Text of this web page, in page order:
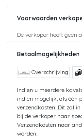
Voorwaarden
De verkoper heeft geen
Betaalmogelijkheden
Overschrijving
Indien u meerdere
indien mogelijk, als één
verzendkosten. Dit zal
bij de verkoper naar
Verzendkosten naar
worden.